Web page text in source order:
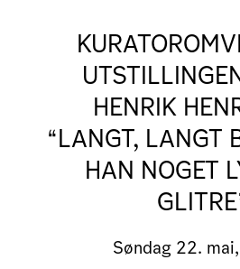
HENRIK
“LANGT, LANGT
HAN NOGET
Søndag22.